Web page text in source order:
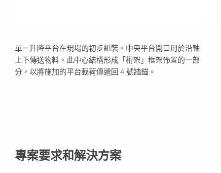
單一升降平台在現場的初步組裝。中央平台開口用於沿軸
上下傳送物料。此中心結構形成「桁架」框架佈置的一部
分，以將施加的平台載荷傳遞回 4 號牆錨。
專案要求和解決方案